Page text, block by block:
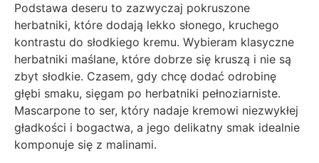
Podstawa deseru to zazwyczaj pokruszone
herbatniki, które dodają lekko słonego, kruchego
kontrastu do słodkiego kremu. Wybieram klasyczne
herbatniki maślane, które dobrze się kruszą i nie są
zbyt słodkie. Czasem, gdy chcę dodać odrobinę
głębi smaku, sięgam po herbatniki pełnoziarniste.
Mascarpone to ser, który nadaje kremowi niezwykłej
gładkości i bogactwa, a jego delikatny smak idealnie
komponuje się z malinami.